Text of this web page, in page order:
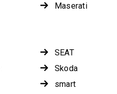
Maserati
SEAT
Skoda
smart